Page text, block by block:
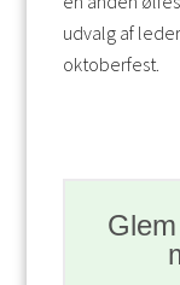
udvalg af
oktoberfest.